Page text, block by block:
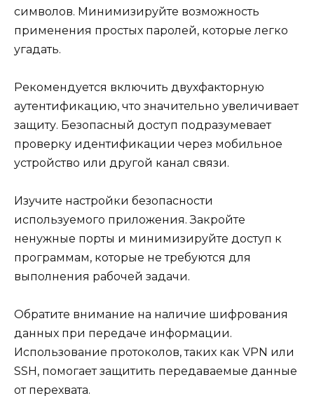
символов. Минимизируйте возможность
применения простых паролей, которые легко
угадать.
Рекомендуется включить двухфакторную
аутентификацию, что значительно увеличивает
защиту. Безопасный доступ подразумевает
проверку идентификации через мобильное
устройство или другой канал связи.
Изучите настройки безопасности
используемого приложения. Закройте
ненужные порты и минимизируйте доступ к
программам, которые не требуются для
выполнения рабочей задачи.
Обратите внимание на наличие шифрования
данных при передаче информации.
Использование протоколов, таких как VPN или
SSH, помогает защитить передаваемые данные
от перехвата.